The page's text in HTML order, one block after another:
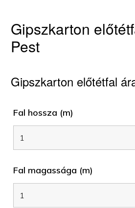
Gipszkarton
Pest
Gipszkarton előtétfal
Fal hossza (m)
Fal magassága (m)